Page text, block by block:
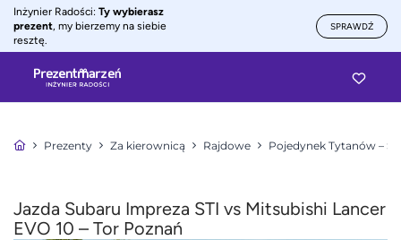
Inżynier Radości: Ty wybierasz
prezent, my bierzemy na siebie
resztę.
SPRAWDŹ
Prezenty Za kierownicą Rajdowe Pojedynek Tytanów –
Jazda Subaru Impreza STI vs Mitsubishi Lancer
EVO 10 – Tor Poznań